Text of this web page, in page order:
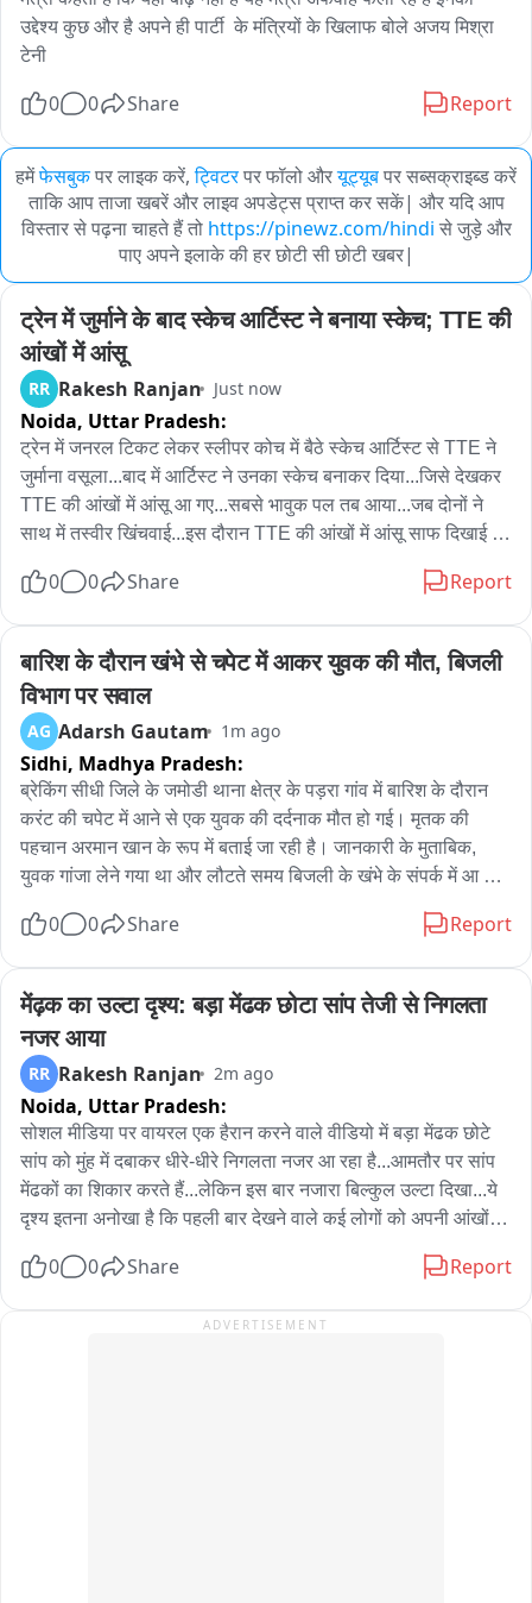
उद्देश्य कुछ और है अपने ही पार्टी  के मंत्रियों के खिलाफ बोले अजय मिश्रा
टेनी
0 0 Share Report
हमेंफेसबुकपर लाइक करें, ट्विटरपर फॉलो औरयूट्यूबपर सब्सक्राइब्ड करें
ताकि आप ताजा खबरें और लाइव अपडेट्स प्राप्त कर सकें| और यदि आप
विस्तार से पढ़ना चाहते हैं तो https://pinewz.com/hindi से जुड़े और
पाए अपने इलाके की हर छोटी सी छोटी खबर|
ट्रेन में जुर्माने के बाद स्केच आर्टिस्ट ने बनाया स्केच; TTE की
आंखों में आंसू
RR Rakesh Ranjan Just now
Noida, Uttar Pradesh:
ट्रेन में जनरल टिकट लेकर स्लीपर कोच में बैठे स्केच आर्टिस्ट से TTE ने
जुर्माना वसूला...बाद में आर्टिस्ट ने उनका स्केच बनाकर दिया...जिसे देखकर
TTE की आंखों में आंसू आ गए...सबसे भावुक पल तब आया...जब दोनों ने
साथ में तस्वीर खिंचवाई...इस दौरान TTE की आंखों में आंसू साफ दिखाई दे
ट्रेन में TTE ने वसूला फाइन
0 0 Share Report
बारिश के दौरान खंभे से चपेट में आकर युवक की मौत, बिजली
विभाग पर सवाल
AG Adarsh Gautam 1m ago
Sidhi, Madhya Pradesh:
ब्रेकिंग सीधी जिले के जमोडी थाना क्षेत्र के पड़रा गांव में बारिश के दौरान
करंट की चपेट में आने से एक युवक की दर्दनाक मौत हो गई। मृतक की
पहचान अरमान खान के रूप में बताई जा रही है। जानकारी के मुताबिक,
युवक गांजा लेने गया था और लौटते समय बिजली के खंभे के संपर्क में आ
से गांजे की चार पुड़िया बरामद की हैं। पुलिस ने मर्ग कायम कर मामले की
आरोप भी लगाए जा रहे हैं।
0 0 Share Report
मेंढ़क का उल्टा दृश्य: बड़ा मेंढक छोटा सांप तेजी से निगलता
नजर आया
RR Rakesh Ranjan 2m ago
Noida, Uttar Pradesh:
सोशल मीडिया पर वायरल एक हैरान करने वाले वीडियो में बड़ा मेंढक छोटे
सांप को मुंह में दबाकर धीरे-धीरे निगलता नजर आ रहा है...आमतौर पर सांप
मेंढकों का शिकार करते हैं...लेकिन इस बार नजारा बिल्कुल उल्टा दिखा...ये
दृश्य इतना अनोखा है कि पहली बार देखने वाले कई लोगों को अपनी आंखों पर
0 0 Share Report
ADVERTISEMENT